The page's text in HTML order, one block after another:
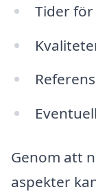
Tider
Genom att
aspekter